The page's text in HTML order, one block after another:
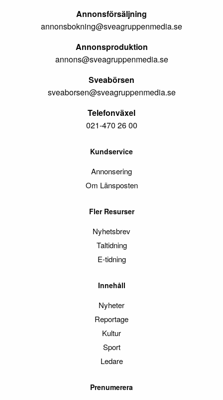
Annonsförsäljning
annonsbokning@sveagruppenmedia.se
Annonsproduktion
annons@sveagruppenmedia.se
Sveabörsen
sveaborsen@sveagruppenmedia.se
Telefonväxel
021-470 26 00
Kundservice
Annonsering
Om Länsposten
Fler Resurser
Nyhetsbrev
Taltidning
E-tidning
Innehåll
Nyheter
Reportage
Kultur
Sport
Ledare
Prenumerera